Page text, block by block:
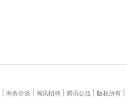
商务洽谈 腾讯招聘 腾讯公益 版权所有